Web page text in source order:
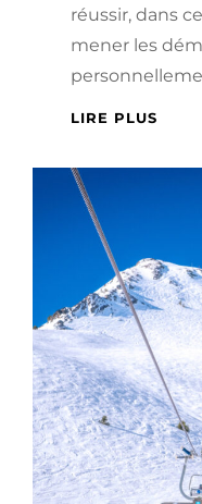
réussir, dans
mener les
LIRE PLUS
SON
EN